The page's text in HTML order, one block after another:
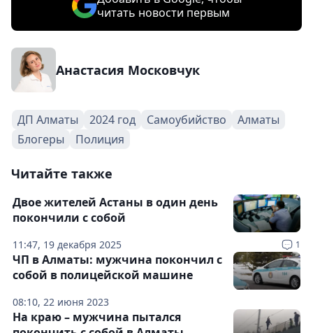
читать новости первым
Анастасия Московчук
ДП Алматы 2024 год Самоубийство
Алматы
Блогеры
Полиция
Читайте также
11:47, 19 декабря 2025 1
Двое жителей Астаны в один день
покончили с собой
08:10, 22 июня 2023
ЧП в Алматы: мужчина покончил с
собой в полицейской машине
На краю – мужчина пытался